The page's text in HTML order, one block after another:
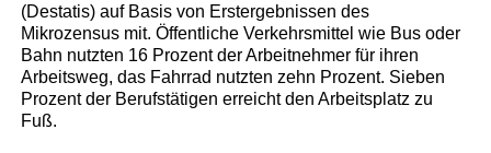
(Destatis) auf Basis von Erstergebnissen des
Mikrozensus mit. Öffentliche Verkehrsmittel wie Bus oder
Bahn nutzten 16 Prozent der Arbeitnehmer für ihren
Arbeitsweg, das Fahrrad nutzten zehn Prozent. Sieben
Prozent der Berufstätigen erreicht den Arbeitsplatz zu
Fuß.